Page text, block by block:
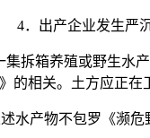
．出产企业发生严沉
箱养殖或野生水产
的相关。土方应正在
产物不包罗《濒危野